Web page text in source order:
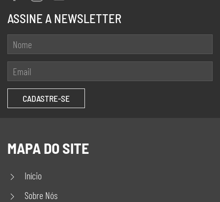
ASSINE A NEWSLETTER
MAPA DO SITE
Início
Sobre Nós